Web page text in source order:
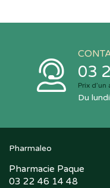
03
Prix
Du
Pharmaleo
Pharmacie Paque
03 22 46 14 48